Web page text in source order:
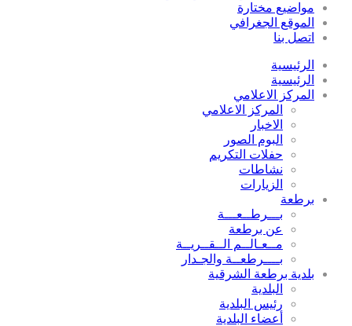
مواضيع مختارة
الموقع الجغرافي
اتصل بنا
الرئيسية
الرئيسية
المركز الاعلامي
المركز الاعلامي
الاخبار
البوم الصور
حفلات التكريم
نشاطات
الزيارات
برطعة
بـــرطــعـــة
عن برطعة
مــعـالــم الــقــريــة
بــــرطعــة والجـدار
بلدية برطعة الشرقية
البلدية
رئيس البلدية
أعضاء البلدية